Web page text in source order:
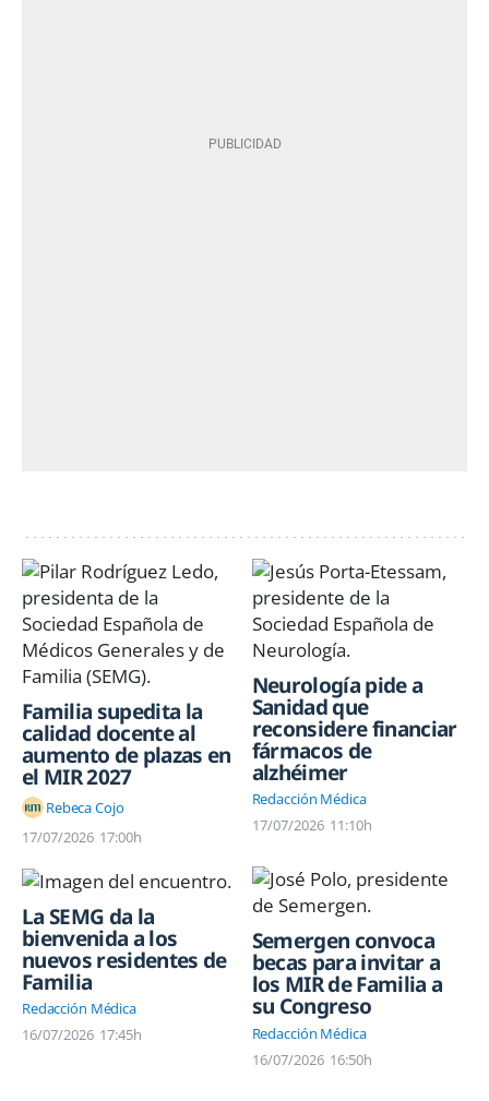
Familia supedita la
calidad docente al
aumento de plazas en
el MIR 2027
Rebeca Cojo
17/07/2026 17:00h
Neurología pide a
Sanidad que
reconsidere financiar
fármacos de
alzhéimer
Redacción Médica
17/07/2026 11:10h
La SEMG da la
bienvenida a los
nuevos residentes de
Familia
Redacción Médica
16/07/2026 17:45h
Semergen convoca
becas para invitar a
los MIR de Familia a
su Congreso
Redacción Médica
16/07/2026 16:50h